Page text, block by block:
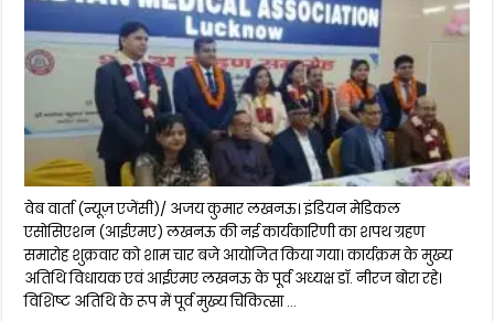
वेब वार्ता (न्यूज़ एजेंसी)/ अजय कुमार लखनऊ। इंडियन मेडिकल
एसोसिएशन (आईएमए) लखनऊ की नई कार्यकारिणी का शपथ ग्रहण
समारोह शुक्रवार को शाम चार बजे आयोजित किया गया। कार्यक्रम के मुख्य
अतिथि विधायक एवं आईएमए लखनऊ के पूर्व अध्यक्ष डॉ. नीरज बोरा रहे।
विशिष्ट अतिथि के रूप में पूर्व मुख्य चिकित्सा …